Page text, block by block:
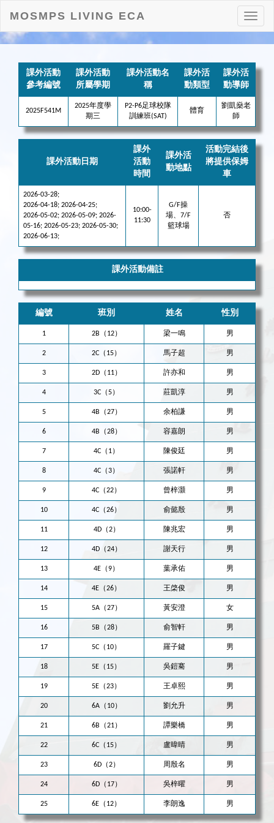
打
開
MOSMPS LIVING ECA
課外活動
參考編號
課外活動
所屬學期
課外活動名
稱
課外活
動類型
課外活
動導師
2025F541M
2025年度學
期三
P2-P6足球校隊
訓練班(SAT)
體育
劉凱燊老
師
課外活動日期
課外
活動
時間
課外活
動地點
活動完結後
將提供保姆
車
2026-03-28;
2026-04-18; 2026-04-25;
2026-05-02; 2026-05-09; 2026-
05-16; 2026-05-23; 2026-05-30;
2026-06-13;
10:00-
11:30
G/F操
場、7/F
籃球場
否
課外活動備註
編號 班別 姓名 性別
1 2B（12） 梁一鳴 男
2 2C（15） 馬子超 男
3 2D（11） 許亦和 男
4 3C（5） 莊凱淳 男
5 4B（27） 余柏謙 男
6 4B（28） 容嘉朗 男
7 4C（1） 陳俊廷 男
8 4C（3） 張諾軒 男
9 4C（22） 曾梓灝 男
10 4C（26） 俞懿殷 男
11 4D（2） 陳兆宏 男
12 4D（24） 謝天行 男
13 4E（9） 葉承佑 男
14 4E（26） 王棨俊 男
15 5A（27） 黃安澄 女
16 5B（28） 俞智軒 男
17 5C（10） 羅子鍵 男
18 5E（15） 吳鎧騫 男
19 5E（23） 王卓熙 男
20 6A（10） 劉允升 男
21 6B（21） 譚樂橋 男
22 6C（15） 盧暐晴 男
23 6D（2） 周殷名 男
24 6D（17） 吳梓曜 男
25 6E（12） 李朗逸 男